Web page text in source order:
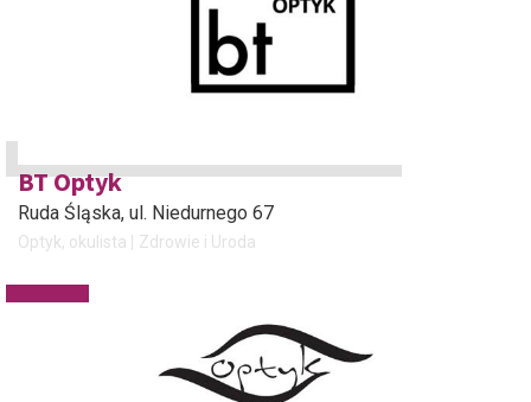
BT Optyk
Ruda Śląska, ul. Niedurnego 67
Optyk, okulista Zdrowie i Uroda